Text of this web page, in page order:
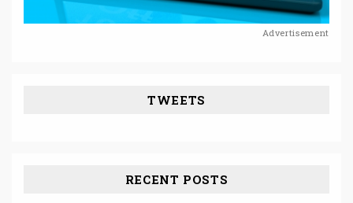
Advertisement
TWEETS
RECENT POSTS